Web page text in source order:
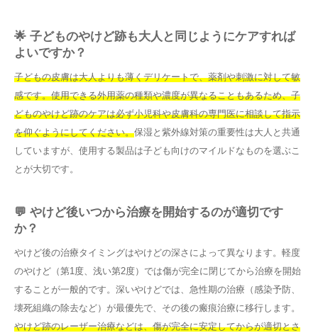
🌟 子どものやけど跡も大人と同じようにケアすれば
よいですか？
子どもの皮膚は大人よりも薄くデリケートで、薬剤や刺激に対して敏
感です。使用できる外用薬の種類や濃度が異なることもあるため、子
どものやけど跡のケアは必ず小児科や皮膚科の専門医に相談して指示
を仰ぐようにしてください。保湿と紫外線対策の重要性は大人と共通
していますが、使用する製品は子ども向けのマイルドなものを選ぶこ
とが大切です。
💬 やけど後いつから治療を開始するのが適切です
か？
やけど後の治療タイミングはやけどの深さによって異なります。軽度
のやけど（第1度、浅い第2度）では傷が完全に閉じてから治療を開始
することが一般的です。深いやけどでは、急性期の治療（感染予防、
壊死組織の除去など）が最優先で、その後の瘢痕治療に移行します。
やけど跡のレーザー治療などは、傷が完全に安定してからが適切とさ